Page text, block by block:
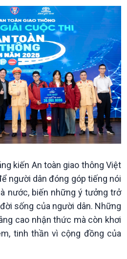
kiến An toàn giao thông Việt
người dân đóng góp tiếng nói
nước, biến những ý tưởng trở
sống của người dân. Những
cao nhận thức mà còn khơi
tinh thần vì cộng đồng của